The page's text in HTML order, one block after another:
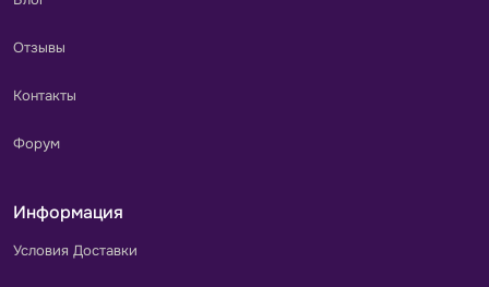
Отзывы
Контакты
Форум
Информация
Условия Доставки